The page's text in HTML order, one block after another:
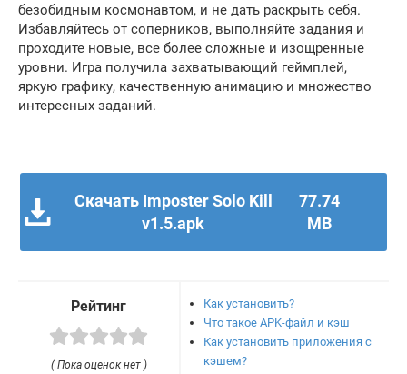
безобидным космонавтом, и не дать раскрыть себя.
Избавляйтесь от соперников, выполняйте задания и
проходите новые, все более сложные и изощренные
уровни. Игра получила захватывающий геймплей,
яркую графику, качественную анимацию и множество
интересных заданий.
Скачать Imposter Solo Kill
v1.5.apk
77.74
MB
Рейтинг
( Пока оценок нет )
Как установить?
Что такое APK-файл и кэш
Как установить приложения с
кэшем?